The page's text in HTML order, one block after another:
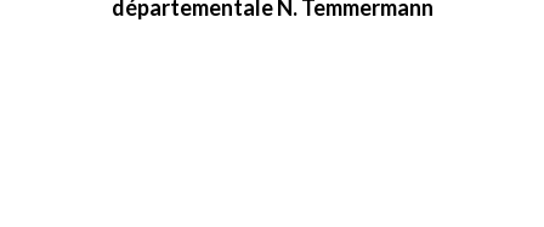
départementale N. Temmermann